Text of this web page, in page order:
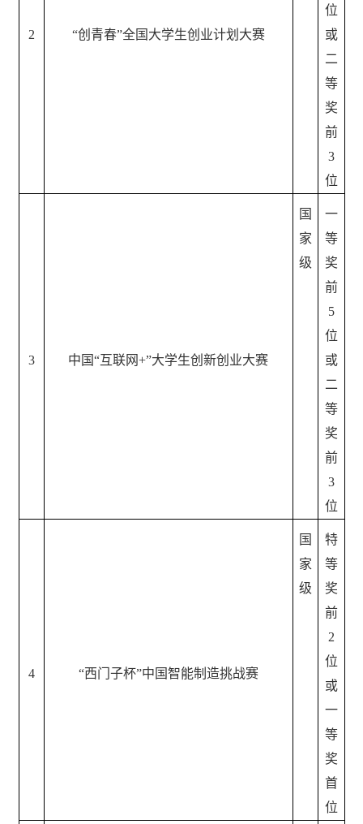
2 “创青春”全国大学生创业计划大赛
位
或
二
等
奖
前
3
位
3 中国“互联网+”大学生创新创业大赛
国
家
级
一
等
奖
前
5
位
或
二
等
奖
前
3
位
4 “西门子杯”中国智能制造挑战赛
国
家
级
特
等
奖
前
2
位
或
一
等
奖
首
位